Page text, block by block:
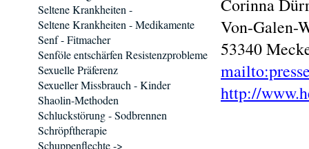
Corinna
Von-Galen-
53340
http://
Seltene Krankheiten -
Seltene Krankheiten - Medikamente
Senf - Fitmacher
Senföle entschärfen Resistenzprobleme
Sexuelle Präferenz
Sexueller Missbrauch - Kinder
Shaolin-Methoden
Schluckstörung - Sodbrennen
Schröpftherapie
Schuppenflechte ->